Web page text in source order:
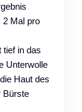
2 Mal pro
tief in das
Unterwolle
Haut des
Bürste